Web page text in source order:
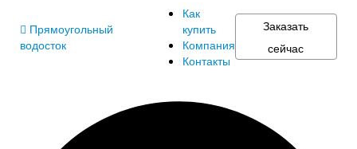
Прямоугольный
водосток
Как
купить
Компания
Контакты
Заказать
сейчас